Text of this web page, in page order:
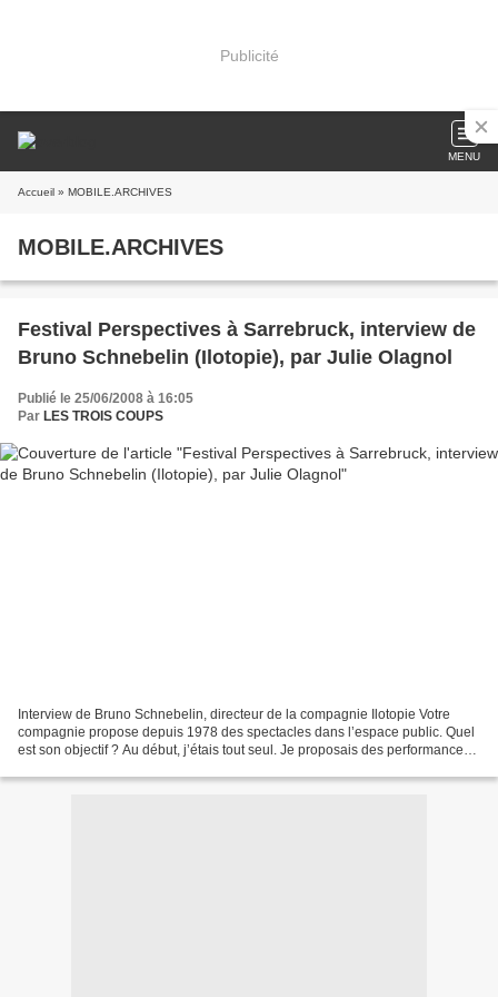
Publicité
MENU
Accueil » MOBILE.ARCHIVES
MOBILE.ARCHIVES
Festival Perspectives à Sarrebruck, interview de
Bruno Schnebelin (Ilotopie), par Julie Olagnol
Publié le 25/06/2008 à 16:05
Par LES TROIS COUPS
Interview de Bruno Schnebelin, directeur de la compagnie Ilotopie Votre
compagnie propose depuis 1978 des spectacles dans l’espace public. Quel
est son objectif ? Au début, j’étais tout seul. Je proposais des performances